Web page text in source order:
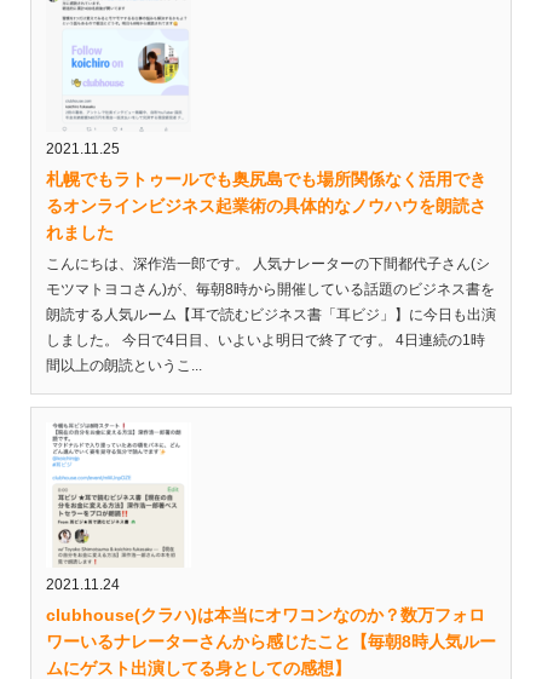
2021.11.25
札幌でもラトゥールでも奥尻島でも場所関係なく活用でき
るオンラインビジネス起業術の具体的なノウハウを朗読さ
れました
こんにちは、深作浩一郎です。 人気ナレーターの下間都代子さん(シ
モツマトヨコさん)が、毎朝8時から開催している話題のビジネス書を
朗読する人気ルーム【耳で読むビジネス書「耳ビジ」】に今日も出演
しました。 今日で4日目、いよいよ明日で終了です。 4日連続の1時
間以上の朗読というこ...
2021.11.24
clubhouse(クラハ)は本当にオワコンなのか？数万フォロ
ワーいるナレーターさんから感じたこと【毎朝8時人気ルー
ムにゲスト出演してる身としての感想】